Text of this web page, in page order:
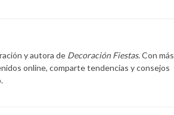
y autora de Decoración Fiestas. Con más
online, comparte tendencias y consejos